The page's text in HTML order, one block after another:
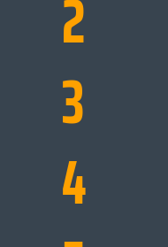
2
3
4